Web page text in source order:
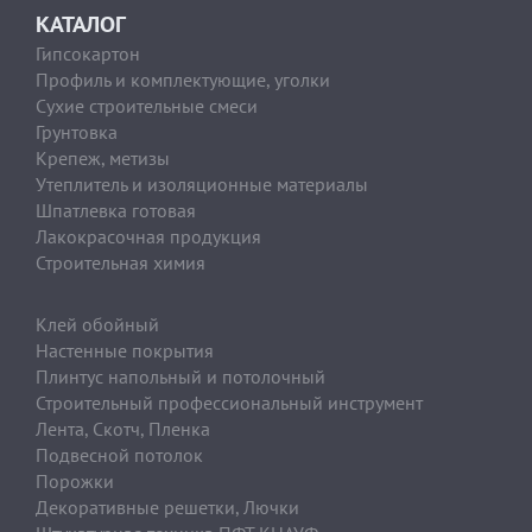
КАТАЛОГ
Гипсокартон
Профиль и комплектующие, уголки
Сухие строительные смеси
Грунтовка
Крепеж, метизы
Утеплитель и изоляционные материалы
Шпатлевка готовая
Лакокрасочная продукция
Строительная химия
Клей обойный
Настенные покрытия
Плинтус напольный и потолочный
Строительный профессиональный инструмент
Лента, Скотч, Пленка
Подвесной потолок
Порожки
Декоративные решетки, Лючки